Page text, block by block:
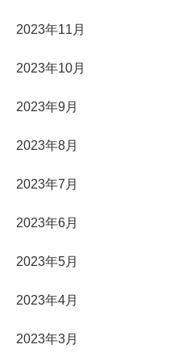
2023年11月
2023年10月
2023年9月
2023年8月
2023年7月
2023年6月
2023年5月
2023年4月
2023年3月